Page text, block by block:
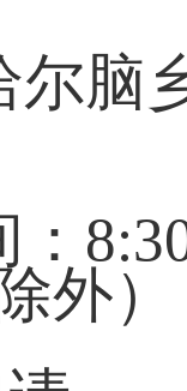
尔脑
：
外）